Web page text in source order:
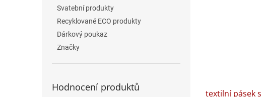
Svatební produkty
Recyklované ECO produkty
Dárkový poukaz
Značky
Hodnocení produktů
textilní pásek s